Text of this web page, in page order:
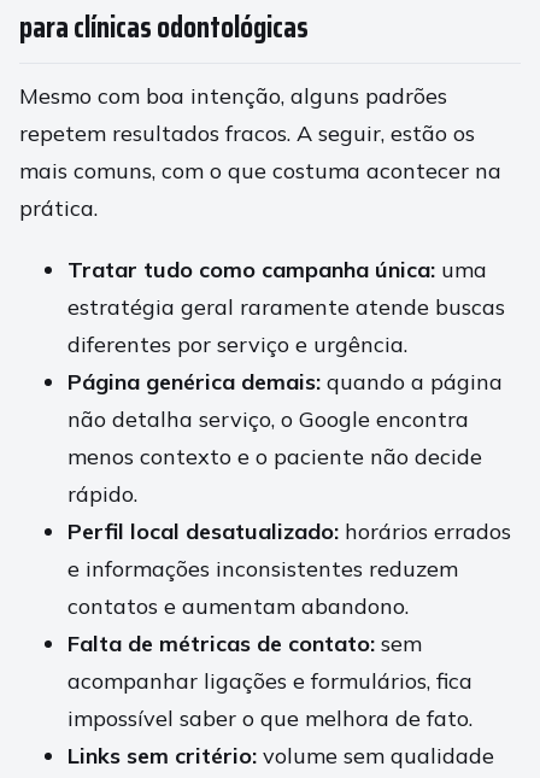
para clínicas odontológicas
Mesmo com boa intenção, alguns padrões
repetem resultados fracos. A seguir, estão os
mais comuns, com o que costuma acontecer na
prática.
Tratar tudo como campanha única: uma
estratégia geral raramente atende buscas
diferentes por serviço e urgência.
Página genérica demais: quando a página
não detalha serviço, o Google encontra
menos contexto e o paciente não decide
rápido.
Perfil local desatualizado: horários errados
e informações inconsistentes reduzem
contatos e aumentam abandono.
Falta de métricas de contato: sem
acompanhar ligações e formulários, fica
impossível saber o que melhora de fato.
Links sem critério: volume sem qualidade